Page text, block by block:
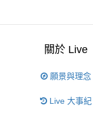
關於 Live
願景與理念
Live 大事紀